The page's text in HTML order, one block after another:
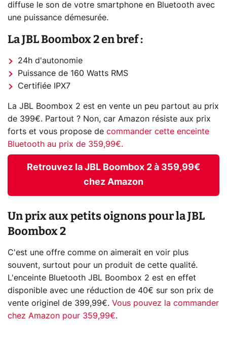
diffuse le son de votre smartphone en Bluetooth avec
une puissance démesurée.
La JBL Boombox 2 en bref :
24h d'autonomie
Puissance de 160 Watts RMS
Certifiée IPX7
La JBL Boombox 2 est en vente un peu partout au prix
de 399€. Partout ? Non, car Amazon résiste aux prix
forts et vous propose de commander cette enceinte
Bluetooth au prix de 359,99€.
Retrouvez la JBL Boombox 2 à 359,99€
chez Amazon
Un prix aux petits oignons pour la JBL
Boombox 2
C'est une offre comme on aimerait en voir plus
souvent, surtout pour un produit de cette qualité.
L'enceinte Bluetooth JBL Boombox 2 est en effet
disponible avec une réduction de 40€ sur son prix de
vente originel de 399,99€. Vous pouvez la commander
chez Amazon pour 359,99€.